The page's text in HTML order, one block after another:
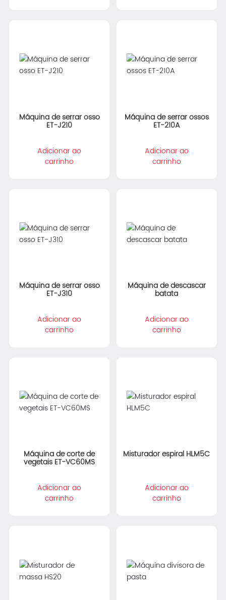
Máquina de serrar osso
ET-J210
Adicionar ao
carrinho
Máquina de serrar ossos
ET-210A
Adicionar ao
carrinho
Máquina de serrar osso
ET-J310
Adicionar ao
carrinho
Máquina de descascar
batata
Adicionar ao
carrinho
Máquina de corte de
vegetais ET-VC60MS
Adicionar ao
carrinho
Misturador espiral HLM5C
Adicionar ao
carrinho